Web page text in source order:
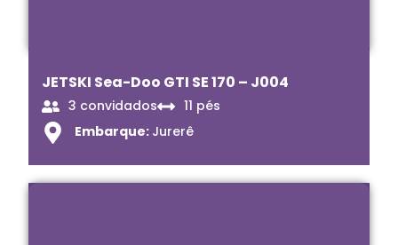
JETSKI Sea-Doo GTI SE 170 – J004
3 convidados
11 pés
Embarque: Jurerê